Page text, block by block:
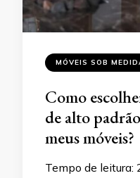
MÓVEIS SOB
Como
de alto
meus móveis?
Tempo de leitura: